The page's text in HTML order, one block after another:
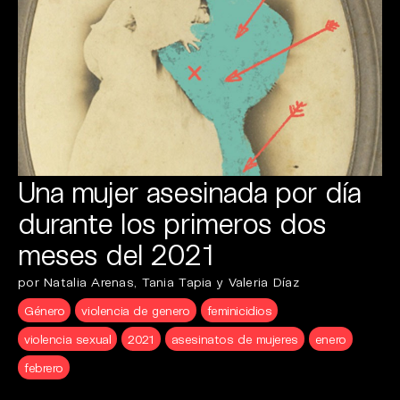
Una mujer asesinada por día
durante los primeros dos
meses del 2021
por Natalia Arenas, Tania Tapia y Valeria Díaz
Género
violencia de genero
feminicidios
violencia sexual
2021 asesinatos de mujeres
enero
febrero